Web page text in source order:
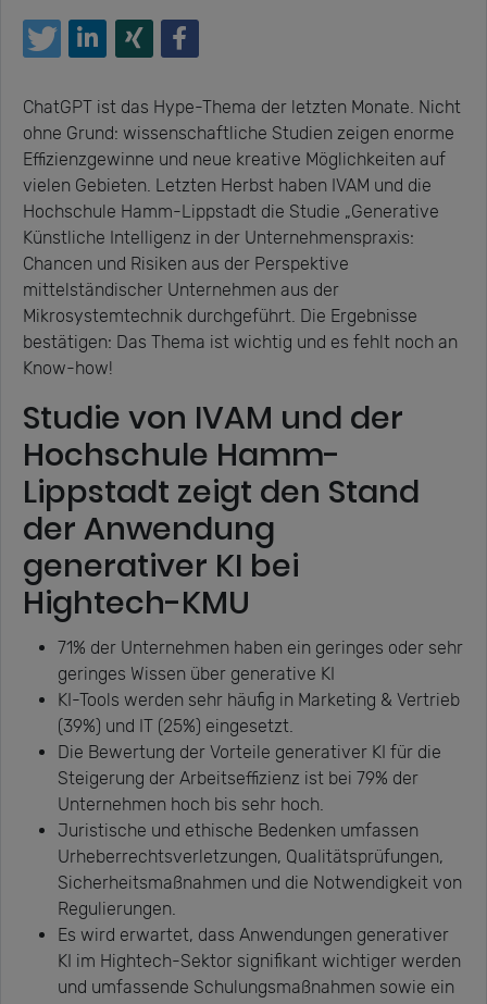
ChatGPT ist das Hype-Thema der letzten Monate. Nicht
ohne Grund: wissenschaftliche Studien zeigen enorme
Effizienzgewinne und neue kreative Möglichkeiten auf
vielen Gebieten. Letzten Herbst haben IVAM und die
Hochschule Hamm-Lippstadt die Studie „Generative
Künstliche Intelligenz in der Unternehmenspraxis:
Chancen und Risiken aus der Perspektive
mittelständischer Unternehmen aus der
Mikrosystemtechnik durchgeführt. Die Ergebnisse
bestätigen: Das Thema ist wichtig und es fehlt noch an
Know-how!
Studie von IVAM und der
Hochschule Hamm-
Lippstadt zeigt den Stand
der Anwendung
generativer KI bei
Hightech-KMU
71% der Unternehmen haben ein geringes oder sehr
geringes Wissen über generative KI
KI-Tools werden sehr häufig in Marketing & Vertrieb
(39%) und IT (25%) eingesetzt.
Die Bewertung der Vorteile generativer KI für die
Steigerung der Arbeitseffizienz ist bei 79% der
Unternehmen hoch bis sehr hoch.
Juristische und ethische Bedenken umfassen
Urheberrechtsverletzungen, Qualitätsprüfungen,
Sicherheitsmaßnahmen und die Notwendigkeit von
Regulierungen.
Es wird erwartet, dass Anwendungen generativer
KI im Hightech-Sektor signifikant wichtiger werden
und umfassende Schulungsmaßnahmen sowie ein